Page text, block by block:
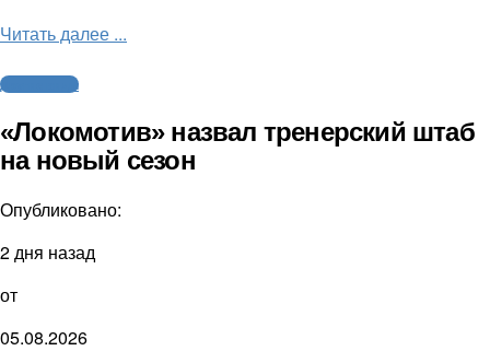
Читать далее ...
Другие виды
«Локомотив» назвал тренерский штаб
на новый сезон
Опубликовано:
2 дня назад
от
05.08.2026